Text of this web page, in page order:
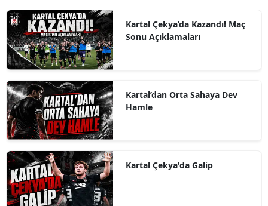
Kartal Çekya’da Kazandı! Maç
Sonu Açıklamaları
Kartal’dan Orta Sahaya Dev
Hamle
Kartal Çekya'da Galip